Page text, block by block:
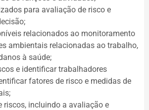
para avaliação de risco e
relacionados ao monitoramento
ambientais relacionadas ao trabalho,
à saúde;
e identificar trabalhadores
fatores de risco e medidas de
riscos, incluindo a avaliação e